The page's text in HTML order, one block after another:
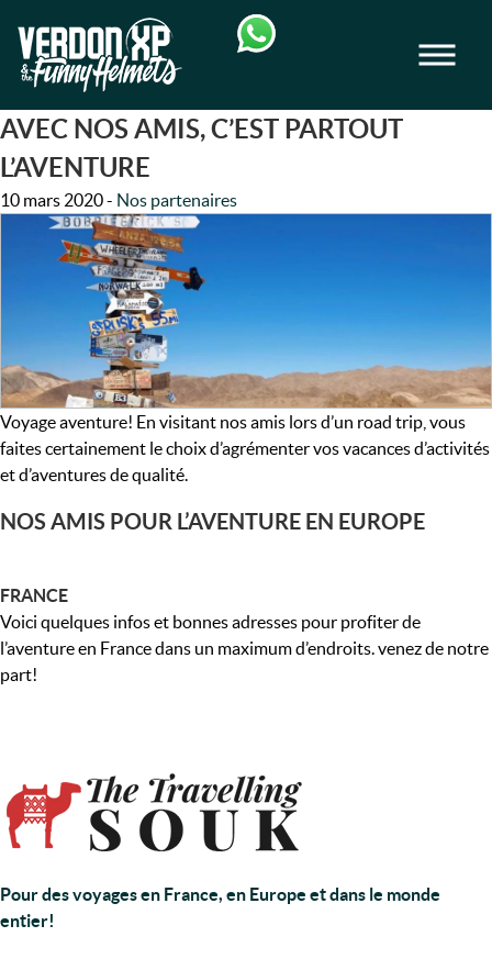
navigation
content
VERDON-XP | RAFTING, CANOE &
AVEC NOS AMIS, C’EST PARTOUT
L’AVENTURE
10 mars 2020- Nos partenaires
Voyage aventure! En visitant nos amis lors d’un road trip, vous
faites certainement le choix d’agrémenter vos vacances d’activités
et d’aventures de qualité.
NOS AMIS POUR L’AVENTURE EN EUROPE
FRANCE
Voici quelques infos et bonnes adresses pour profiter de
l’aventure en France dans un maximum d’endroits. venez de notre
part!
Pour des voyages en France, en Europe et dans le monde
entier!